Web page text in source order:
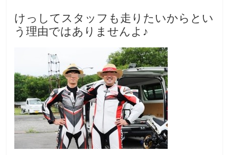
けっしてスタッフも走りたいからとい
う理由ではありませんよ♪